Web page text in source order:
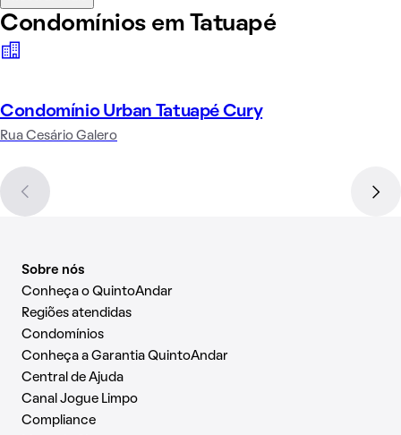
Condomínios em Tatuapé
Condomínio Urban Tatuapé Cury
Rua Cesário Galero
Sobre nós
Conheça o QuintoAndar
Regiões atendidas
Condomínios
Conheça a Garantia QuintoAndar
Central de Ajuda
Canal Jogue Limpo
Compliance